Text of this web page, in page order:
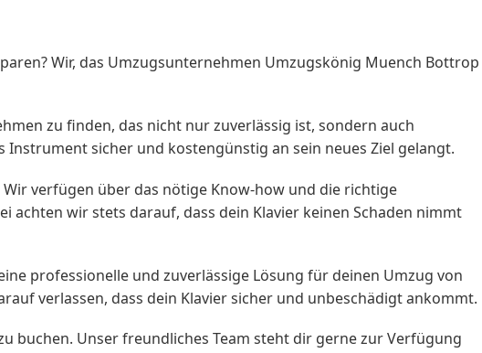
Wir, das Umzugsunternehmen Umzugskönig Muench Bottrop
zu finden, das nicht nur zuverlässig ist, sondern auch
sicher und kostengünstig an sein neues Ziel gelangt.
verfügen über das nötige Know-how und die richtige
wir stets darauf, dass dein Klavier keinen Schaden nimmt
professionelle und zuverlässige Lösung für deinen Umzug von
verlassen, dass dein Klavier sicher und unbeschädigt ankommt.
buchen. Unser freundliches Team steht dir gerne zur Verfügung